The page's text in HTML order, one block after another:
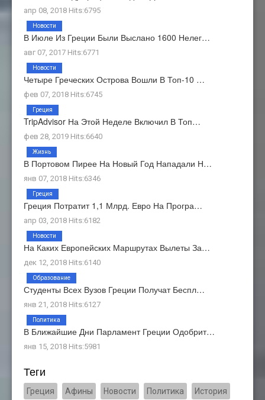
апр 08, 2018 Hits:6795
В Июле Из Греции Были Выслано 1600 Нелег…
авг 07, 2017 Hits:6771
Новости
Четыре Греческих Острова Вошли В Топ-10 …
фев 07, 2018 Hits:6745
Новости
TripAdvisor На Этой Неделе Включил В Топ…
фев 28, 2019 Hits:6640
Греция
В Портовом Пирее На Новый Год Нападали Н…
янв 07, 2018 Hits:6346
Жизнь
Греция Потратит 1,1 Млрд. Евро На Програ…
апр 03, 2018 Hits:6182
Греция
На Каких Европейских Маршрутах Вылеты За…
дек 12, 2018 Hits:6140
Новости
Студенты Всех Вузов Греции Получат Беспл…
янв 21, 2018 Hits:6127
Образование
В Ближайшие Дни Парламент Греции Одобрит…
янв 15, 2018 Hits:5981
Политика
Теги
Греция Афины Новости Политика История